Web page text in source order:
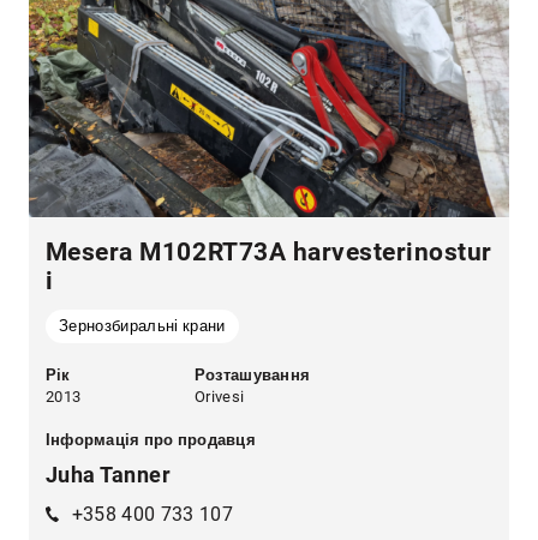
Mesera M102RT73A harvesterinostur
i
Зернозбиральні крани
Рік
2013
Розташування
Orivesi
Інформація про продавця
Juha Tanner
+358 400 733 107